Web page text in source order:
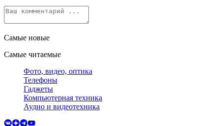
Самые новые
Самые читаемые
Фото, видео, оптика
Телефоны
Гаджеты
Компьютерная техника
Аудио и видеотехника